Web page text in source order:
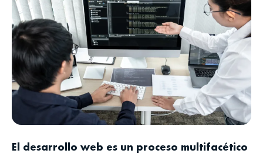
El desarrollo web es un proceso multifacético